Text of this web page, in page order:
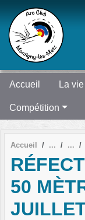
Accueil La
Compétition
Accueil
50
Panneau de gestion